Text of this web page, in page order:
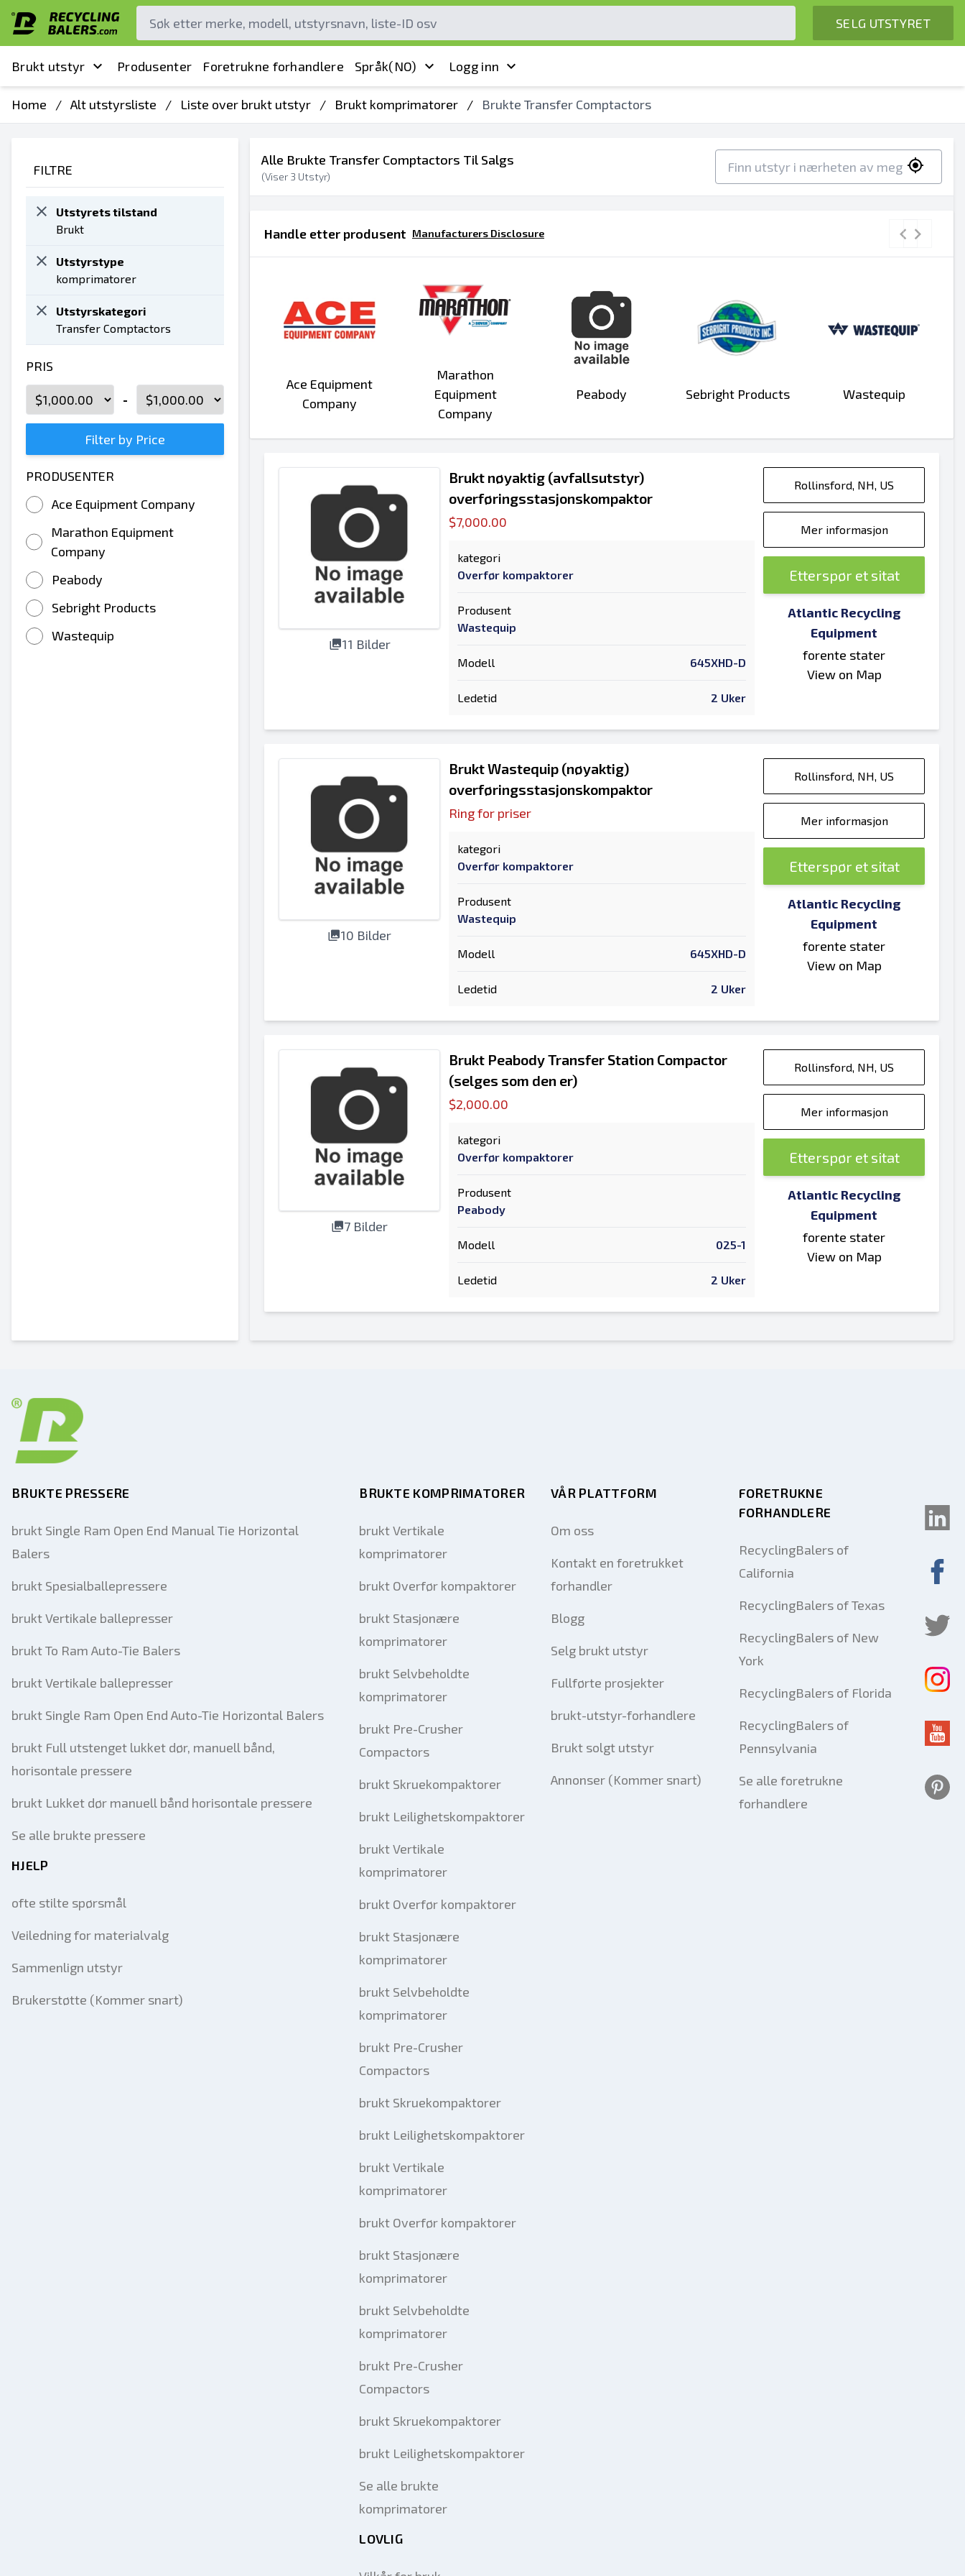
SELG UTSTYRET
Brukt utstyr Produsenter Foretrukne forhandlere Språk(NO) Logg inn
Home / Alt utstyrsliste / Liste over brukt utstyr / Brukt komprimatorer / Brukte Transfer Comptactors
FILTRE
Utstyrets tilstand
Brukt
Utstyrstype
komprimatorer
Utstyrskategori
Transfer Comptactors
PRIS
-
Filter by Price
PRODUSENTER
Ace Equipment Company
Marathon Equipment
Company
Peabody
Sebright Products
Wastequip
Alle Brukte Transfer Comptactors Til Salgs
(Viser 3 Utstyr)
Handle etter produsent Manufacturers Disclosure
Ace Equipment
Company
Marathon
Equipment
Company
Peabody Sebright Products Wastequip
11 Bilder
Brukt nøyaktig (avfallsutstyr)
overføringsstasjonskompaktor
$7,000.00
kategori
Overfør kompaktorer
Produsent
Wastequip
Modell 645XHD-D
Ledetid 2 Uker
Rollinsford, NH, US
Mer informasjon
Etterspør et sitat
Atlantic Recycling
Equipment
forente stater
View on Map
10 Bilder
Brukt Wastequip (nøyaktig)
overføringsstasjonskompaktor
Ring for priser
kategori
Overfør kompaktorer
Produsent
Wastequip
Modell 645XHD-D
Ledetid 2 Uker
Rollinsford, NH, US
Mer informasjon
Etterspør et sitat
Atlantic Recycling
Equipment
forente stater
View on Map
7 Bilder
Brukt Peabody Transfer Station Compactor
(selges som den er)
$2,000.00
kategori
Overfør kompaktorer
Produsent
Peabody
Modell 025-1
Ledetid 2 Uker
Rollinsford, NH, US
Mer informasjon
Etterspør et sitat
Atlantic Recycling
Equipment
forente stater
View on Map
BRUKTE PRESSERE
brukt Single Ram Open End Manual Tie Horizontal
Balers
brukt Spesialballepressere
brukt Vertikale ballepresser
brukt To Ram Auto-Tie Balers
brukt Vertikale ballepresser
brukt Single Ram Open End Auto-Tie Horizontal Balers
brukt Full utstenget lukket dør, manuell bånd,
horisontale pressere
brukt Lukket dør manuell bånd horisontale pressere
Se alle brukte pressere
HJELP
ofte stilte spørsmål
Veiledning for materialvalg
Sammenlign utstyr
Brukerstøtte (Kommer snart)
BRUKTE KOMPRIMATORER
brukt Vertikale
komprimatorer
brukt Overfør kompaktorer
brukt Stasjonære
komprimatorer
brukt Selvbeholdte
komprimatorer
brukt Pre-Crusher
Compactors
brukt Skruekompaktorer
brukt Leilighetskompaktorer
brukt Vertikale
komprimatorer
brukt Overfør kompaktorer
brukt Stasjonære
komprimatorer
brukt Selvbeholdte
komprimatorer
brukt Pre-Crusher
Compactors
brukt Skruekompaktorer
brukt Leilighetskompaktorer
brukt Vertikale
komprimatorer
brukt Overfør kompaktorer
brukt Stasjonære
komprimatorer
brukt Selvbeholdte
komprimatorer
brukt Pre-Crusher
Compactors
brukt Skruekompaktorer
brukt Leilighetskompaktorer
Se alle brukte
komprimatorer
LOVLIG
VÅR PLATTFORM
Om oss
Kontakt en foretrukket
forhandler
Blogg
Selg brukt utstyr
Fullførte prosjekter
brukt-utstyr-forhandlere
Brukt solgt utstyr
Annonser (Kommer snart)
FORETRUKNE
FORHANDLERE
RecyclingBalers of
California
RecyclingBalers of Texas
RecyclingBalers of New
York
RecyclingBalers of Florida
RecyclingBalers of
Pennsylvania
Se alle foretrukne
forhandlere